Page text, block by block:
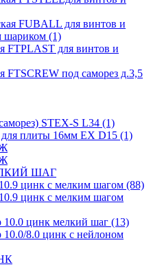
FUBALL для винтов и
шариком (1)
FTPLAST для винтов и
FTSCREW под саморез д.3,5
STEX-S L34 (1)
плиты 16мм EX D15 (1)
ШАГ
цинк с мелким шагом (88)
цинк с мелким шагом
10.0 цинк мелкий шаг (13)
8.0 цинк с нейлоном